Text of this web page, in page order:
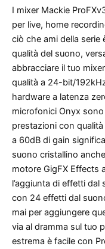
I mixer Mackie
per live, home
ciò che ami della serie
qualità del suono,
abbracciare il tuo
qualità a 24-bit/
hardware a latenza
microfonici Onyx
prestazioni con
a 60dB di gain
suono cristallino
motore GigFX Effects
l’aggiunta di effetti
con 24 effetti dal
mai per aggiungere
via al dramma sul tuo
estrema è facile con